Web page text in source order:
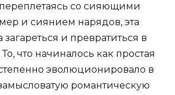
со сияющими
и сиянием нарядов, эта
и превратиться в
что начиналось как простая
эволюционировало в
романтическую